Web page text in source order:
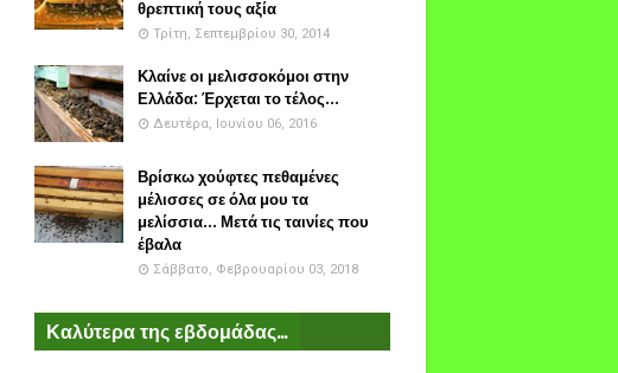
θρεπτική τους αξία
Τρίτη, Σεπτεμβρίου 30, 2014
Κλαίνε οι μελισσοκόμοι στην
Ελλάδα: Έρχεται το τέλος...
Δευτέρα, Ιουνίου 06, 2016
Βρίσκω χούφτες πεθαμένες
μέλισσες σε όλα μου τα
μελίσσια... Μετά τις ταινίες που
έβαλα
Σάββατο, Φεβρουαρίου 03, 2018
Καλύτερα της εβδομάδας...